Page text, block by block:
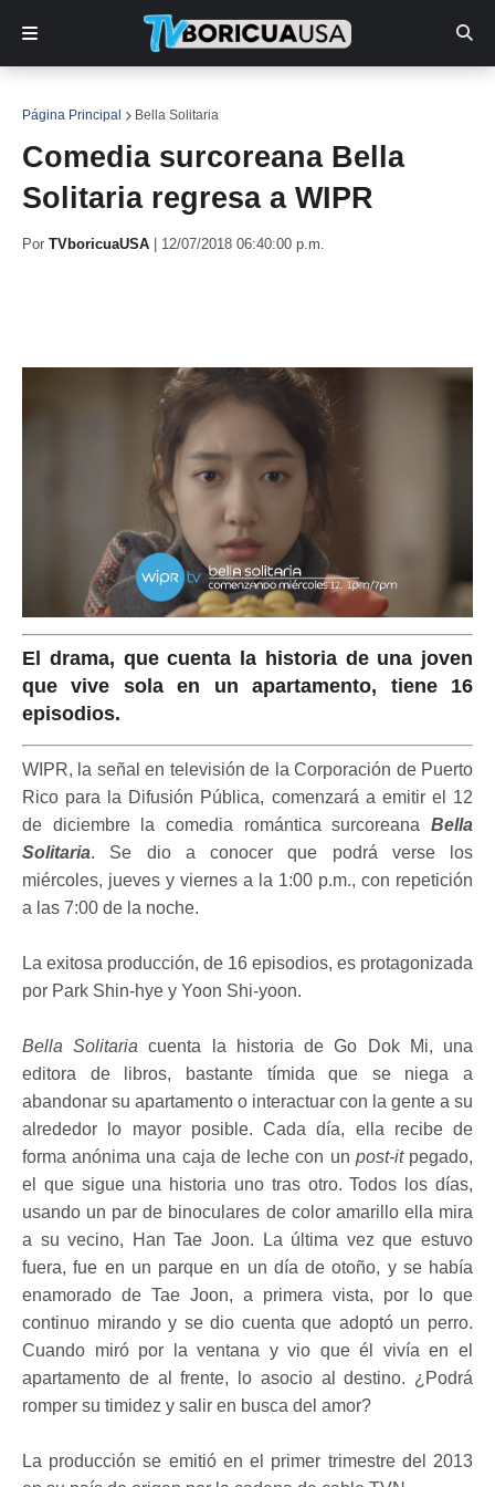
Página Principal Bella Solitaria
Comedia surcoreana Bella
Solitaria regresa a WIPR
Por TVboricuaUSA 12/07/2018 06:40:00 p.m.
El drama, que cuenta la historia de una joven
que vive sola en un apartamento, tiene 16
episodios.
WIPR, la señal en televisión de la Corporación de Puerto
Rico para la Difusión Pública, comenzará a emitir el 12
de diciembre la comedia romántica surcoreana Bella
Solitaria. Se dio a conocer que podrá verse los
miércoles, jueves y viernes a la 1:00 p.m., con repetición
a las 7:00 de la noche.
La exitosa producción, de 16 episodios, es protagonizada
por Park Shin-hye y Yoon Shi-yoon.
Bella Solitaria cuenta la historia de Go Dok Mi, una
editora de libros, bastante tímida que se niega a
abandonar su apartamento o interactuar con la gente a su
alrededor lo mayor posible. Cada día, ella recibe de
forma anónima una caja de leche con un post-itpegado,
el que sigue una historia uno tras otro. Todos los días,
usando un par de binoculares de color amarillo ella mira
a su vecino, Han Tae Joon. La última vez que estuvo
fuera, fue en un parque en un día de otoño, y se había
enamorado de Tae Joon, a primera vista, por lo que
continuo mirando y se dio cuenta que adoptó un perro.
Cuando miró por la ventana y vio que él vivía en el
apartamento de al frente, lo asocio al destino. ¿Podrá
romper su timidez y salir en busca del amor?
La producción se emitió en el primer trimestre del 2013